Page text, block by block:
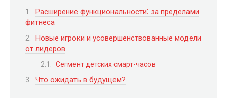
Расширение функциональности⁚ за пределами
фитнеса
Новые игроки и усовершенствованные модели
от лидеров
Сегмент детских смарт-часов
Что ожидать в будущем?